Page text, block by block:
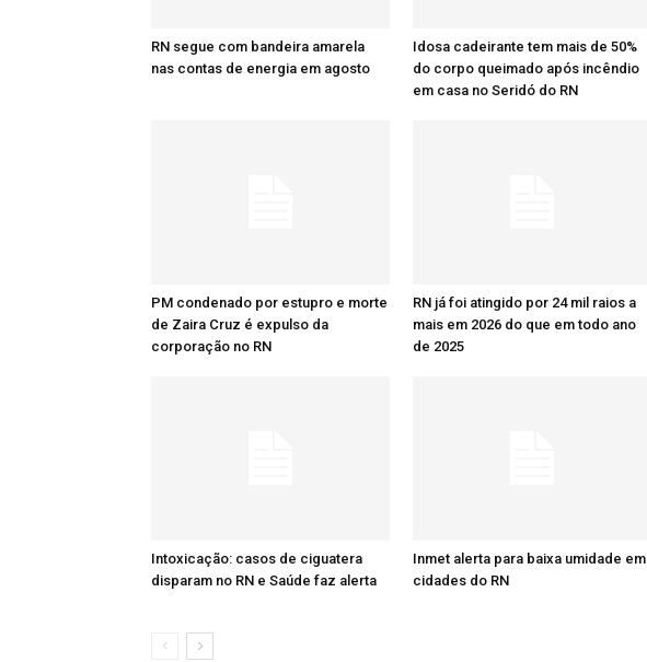
RN segue com bandeira amarela
nas contas de energia em agosto
Idosa cadeirante tem mais de 50%
do corpo queimado após incêndio
em casa no Seridó do RN
PM condenado por estupro e morte
de Zaira Cruz é expulso da
corporação no RN
RN já foi atingido por 24 mil raios a
mais em 2026 do que em todo ano
de 2025
Intoxicação: casos de ciguatera
disparam no RN e Saúde faz alerta
Inmet alerta para baixa umidade em
cidades do RN